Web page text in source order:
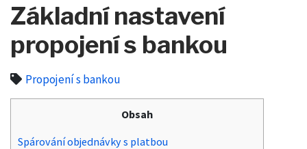
Základní nastavení
propojení s bankou
Propojení s bankou
Obsah
Spárování objednávky s platbou